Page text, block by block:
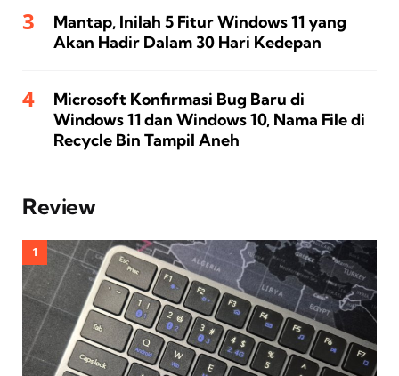
Mantap, Inilah 5 Fitur Windows 11 yang
Akan Hadir Dalam 30 Hari Kedepan
Microsoft Konfirmasi Bug Baru di
Windows 11 dan Windows 10, Nama File di
Recycle Bin Tampil Aneh
Review